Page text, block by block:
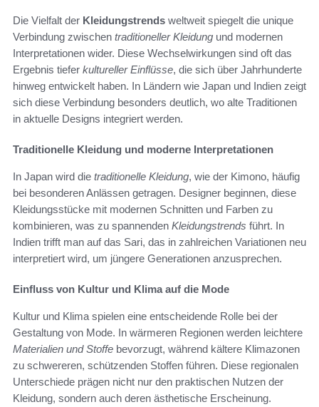
Die Vielfalt der Kleidungstrends weltweit spiegelt die unique
Verbindung zwischen traditioneller Kleidung und modernen
Interpretationen wider. Diese Wechselwirkungen sind oft das
Ergebnis tiefer kultureller Einflüsse, die sich über Jahrhunderte
hinweg entwickelt haben. In Ländern wie Japan und Indien zeigt
sich diese Verbindung besonders deutlich, wo alte Traditionen
in aktuelle Designs integriert werden.
Traditionelle Kleidung und moderne Interpretationen
In Japan wird die traditionelle Kleidung, wie der Kimono, häufig
bei besonderen Anlässen getragen. Designer beginnen, diese
Kleidungsstücke mit modernen Schnitten und Farben zu
kombinieren, was zu spannenden Kleidungstrends führt. In
Indien trifft man auf das Sari, das in zahlreichen Variationen neu
interpretiert wird, um jüngere Generationen anzusprechen.
Einfluss von Kultur und Klima auf die Mode
Kultur und Klima spielen eine entscheidende Rolle bei der
Gestaltung von Mode. In wärmeren Regionen werden leichtere
Materialien und Stoffe bevorzugt, während kältere Klimazonen
zu schwereren, schützenden Stoffen führen. Diese regionalen
Unterschiede prägen nicht nur den praktischen Nutzen der
Kleidung, sondern auch deren ästhetische Erscheinung.